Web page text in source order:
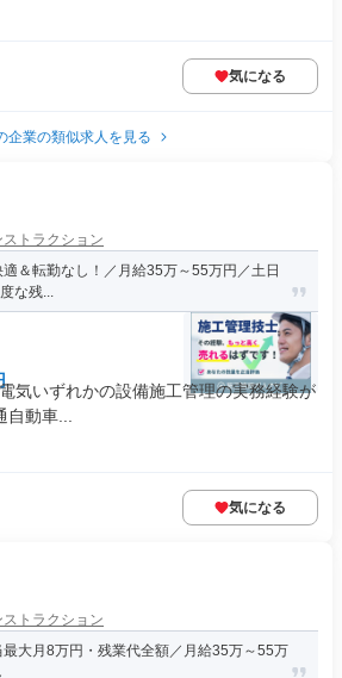
気になる
企業の類似求人を見る
トラクション
＆転勤なし！／月給35万～55万円／土日
な残...
気いずれかの設備施工管理の実務経験が
動車...
気になる
トラクション
大月8万円・残業代全額／月給35万～55万